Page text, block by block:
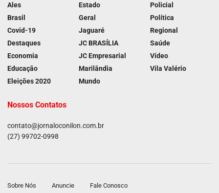
Ales
Brasil
Covid-19
Destaques
Economia
Educação
Eleições 2020
Estado
Geral
Jaguaré
JC BRASÍLIA
JC Empresarial
Marilândia
Mundo
Policial
Política
Regional
Saúde
Vídeo
Vila Valério
Nossos Contatos
contato@jornaloconilon.com.br
(27) 99702-0998
Sobre Nós Anuncie Fale Conosco